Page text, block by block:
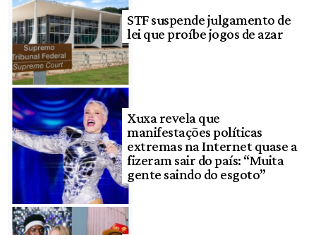
STF suspende julgamento de
lei que proíbe jogos de azar
Xuxa revela que
manifestações políticas
extremas na Internet quase a
fizeram sair do país: “Muita
gente saindo do esgoto”